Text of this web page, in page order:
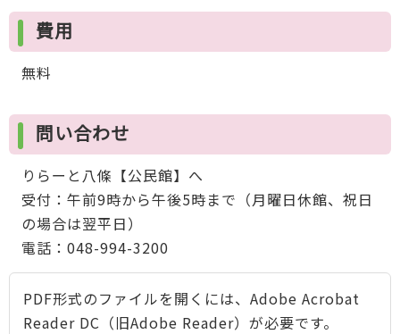
費用
無料
問い合わせ
りらーと八條【公民館】へ
受付：午前9時から午後5時まで（月曜日休館、祝日
の場合は翌平日）
電話：048-994-3200
PDF形式のファイルを開くには、Adobe Acrobat
Reader DC（旧Adobe Reader）が必要です。